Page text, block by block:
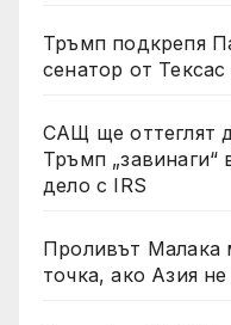
Тръмп подкрепя
сенатор от
САЩ ще оттеглят
Тръмп „завинаги“
дело с IRS
Проливът Малака
точка, ако Азия